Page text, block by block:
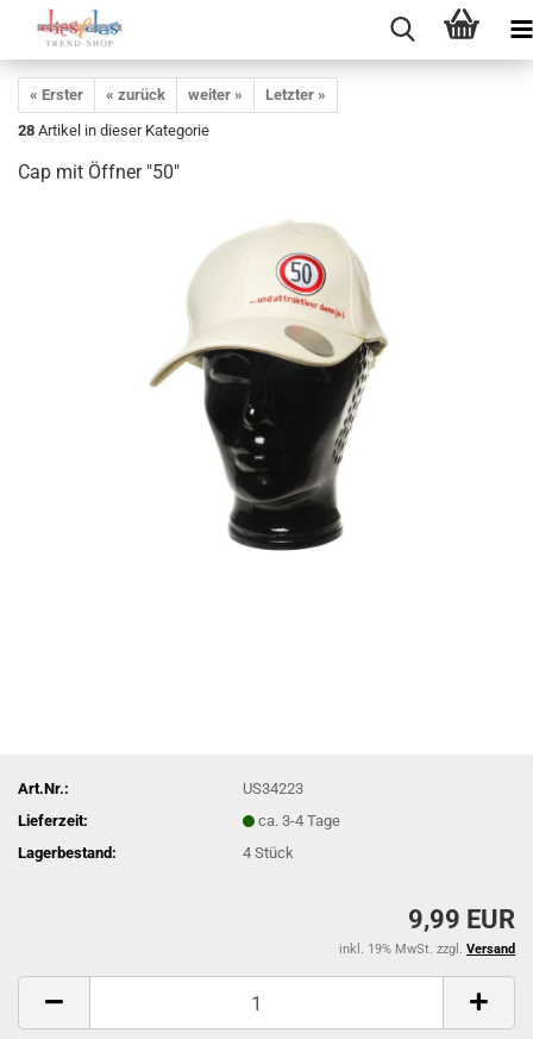
« Erster « zurück weiter »
Letzter »
28 Artikel in dieser Kategorie
Cap mit Öffner "50"
Art.Nr.:
US34223
Lieferzeit:
ca. 3-4 Tage
Lagerbestand:
4Stück
9,99 EUR
inkl. 19% MwSt. zzgl. Versand